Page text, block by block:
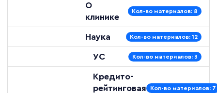
О
клинике
Кол-во материалов: 8
Наука Кол-во материалов: 12
УС Кол-во материалов: 3
Кредито-
рейтинговая
Кол-во материалов: 7